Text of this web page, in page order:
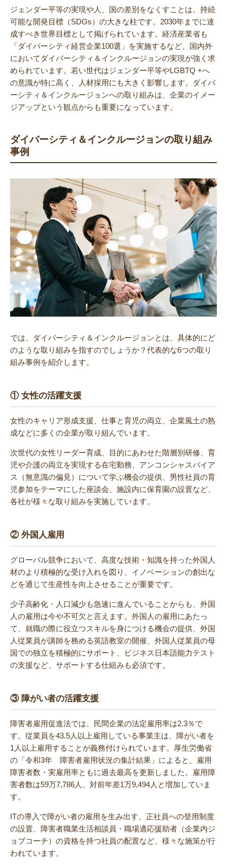
ジェンダー平等の実現や人、国の差別をなくすことは、持続
可能な開発目標（SDGs）の大きな柱です。2030年までに達
成すべき世界目標として掲げられています。経済産業省も
「ダイバーシティ経営企業100選」を実施するなど、国内外
においてダイバーシティ＆インクルージョンの実現が強く求
められています。若い世代はジェンダー平等やLGBTQ +へ
の意識が特に高く、人材採用にも大きく影響します。ダイバ
ーシティ＆インクルージョンへの取り組みは、企業のイメー
ジアップという観点からも重要になっています。
ダイバーシティ＆インクルージョンの取り組み
事例
では、ダイバーシティ＆インクルージョンとは、具体的にど
のような取り組みを指すのでしょうか？代表的な6つの取り
組み事例を紹介します。
① 女性の活躍支援
女性のキャリア形成支援、仕事と育児の両立、企業風土の熟
成などに多くの企業が取り組んでいます。
次世代の女性リーダー育成、目的にあわせた階層別研修、育
児や介護の両立を実現する在宅勤務、アンコンシャスバイア
ス（無意識の偏見）について学ぶ機会の提供、男性社員の育
児参加をテーマにした座談会、施設内に保育園の設置など、
各社が様々な取り組みを実施しています。
② 外国人雇用
グローバル競争において、高度な技術・知識を持った外国人
材のより積極的な受け入れを図り、イノベーションの創出な
どを通じて生産性を向上させることが重要です。
少子高齢化・人口減少も急速に進んでいることからも、外国
人の雇用は今や不可欠と言えます。外国人の雇用にあたっ
て、就職の際に役立つスキルを身につける機会の提供、外国
人従業員が講師を務める英語教室の開催、外国人従業員の母
国での独立を積極的にサポート、ビジネス日本語能力テスト
の支援など、サポートする仕組みも必須です。
③ 障がい者の活躍支援
障害者雇用促進法では、民間企業の法定雇用率は2.3％で
す。従業員を43.5人以上雇用している事業主は、障がい者を
1人以上雇用することが義務付けられています。厚生労働省
の「令和3年 障害者雇用状況の集計結果」によると、雇用
障害者数・実雇用率ともに過去最高を更新しました。雇用障
害者数は59万7,786人、対前年差1万9,494人と増加していま
す。
ITの導入で障がい者の雇用を生み出す、正社員への登用制度
の設置、障害者職業生活相談員・職場適応援助者（企業内ジ
ョブコーチ）の資格を持つ社員の配置など、様々な施策が行
われています。